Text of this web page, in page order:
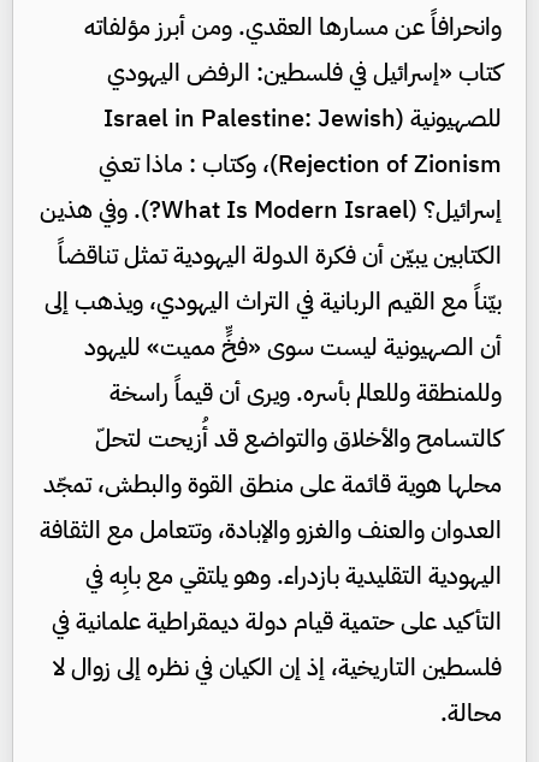
وانحرافاً عن مسارها العقدي. ومن أبرز مؤلفاته
كتاب «إسرائيل في فلسطين: الرفض اليهودي
للصهيونية (Israel in Palestine: Jewish
Rejection of Zionism)، وكتاب : ماذا تعني
إسرائيل؟ (What Is Modern Israel?). وفي هذين
الكتابين يبيّن أن فكرة الدولة اليهودية تمثل تناقضاً
بيّناً مع القيم الربانية في التراث اليهودي، ويذهب إلى
أن الصهيونية ليست سوى «فخٍّ مميت» لليهود
وللمنطقة وللعالم بأسره. ويرى أن قيماً راسخة
كالتسامح والأخلاق والتواضع قد أُزيحت لتحلّ
محلها هوية قائمة على منطق القوة والبطش، تمجّد
العدوان والعنف والغزو والإبادة، وتتعامل مع الثقافة
اليهودية التقليدية بازدراء. وهو يلتقي مع بابِه في
التأكيد على حتمية قيام دولة ديمقراطية علمانية في
فلسطين التاريخية، إذ إن الكيان في نظره إلى زوال لا
محالة.